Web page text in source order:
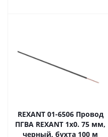
REXANT 01-6506 Провод
ПГВА REXANT 1х0. 75 мм,
черный, бухта 100 м